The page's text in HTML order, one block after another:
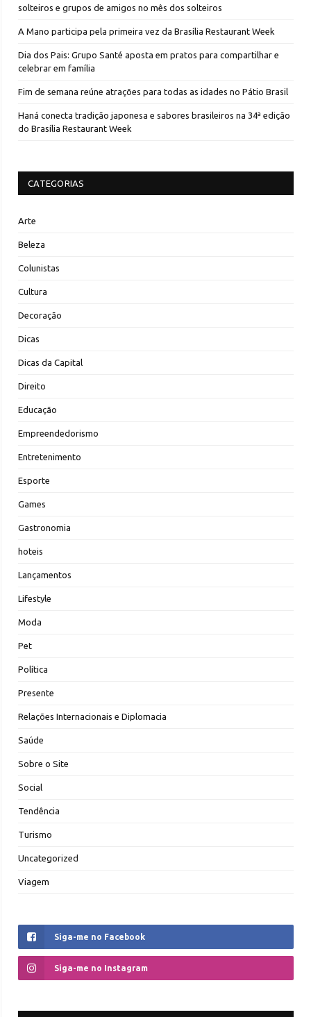
solteiros e grupos de amigos no mês dos solteiros
A Mano participa pela primeira vez da Brasília Restaurant Week
Dia dos Pais: Grupo Santé aposta em pratos para compartilhar e
celebrar em família
Fim de semana reúne atrações para todas as idades no Pátio Brasil
Haná conecta tradição japonesa e sabores brasileiros na 34ª edição
do Brasília Restaurant Week
CATEGORIAS
Arte
Beleza
Colunistas
Cultura
Decoração
Dicas
Dicas da Capital
Direito
Educação
Empreendedorismo
Entretenimento
Esporte
Games
Gastronomia
hoteis
Lançamentos
Lifestyle
Moda
Pet
Política
Presente
Relações Internacionais e Diplomacia
Saúde
Sobre o Site
Social
Tendência
Turismo
Uncategorized
Viagem
Siga-me no Facebook
Siga-me no Instagram